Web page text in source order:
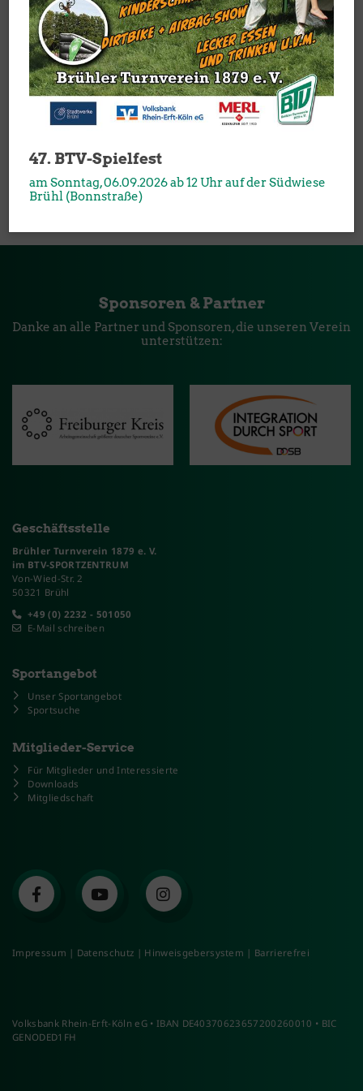
1. Kreisliga, Mannschaftsführer: Marvin Stackmann (017643486230)
Mannschaftsführer und vereinbare einen Trainingstermin!
Sponsoren & Partner
Danke an alle Partner und Sponsoren, die unseren Verein
unterstützen:
Geschäftsstelle
Brühler Turnverein 1879 e. V.
im BTV-SPORTZENTRUM
Von-Wied-Str. 2
50321 Brühl
+49 (0) 2232 - 501050
E-Mail schreiben
Sportangebot
Unser Sportangebot
Sportsuche
Mitglieder-Service
Für Mitglieder und Interessierte
Downloads
Mitgliedschaft
Impressum | Datenschutz | Hinweisgebersystem | Barrierefrei
Volksbank Rhein-Erft-Köln eG • IBAN DE40370623657200260010 • BIC
GENODED1FH
47. BTV-Spielfest
am Sonntag, 06.09.2026 ab 12 Uhr auf der Südwiese
Brühl (Bonnstraße)